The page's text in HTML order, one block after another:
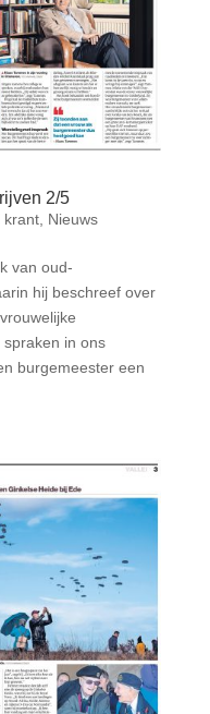
2/5
krant, Nieuws
van oud-
hij beschreef over
in ons
burgemeester een